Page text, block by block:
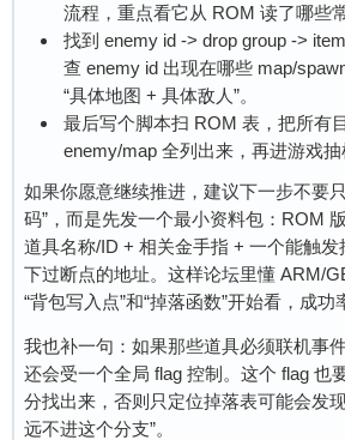
流程，重点看它从 ROM 读了哪些
找到 enemy id -> drop group ->
查 enemy id 出现在哪些 map/
“具体地图 + 具体敌人”。
最后写个脚本扫 ROM 表，把所有
enemy/map 全列出来，再进游戏抽
如果你愿意继续推进，建议下一步不要
码”，而是先发一个最小资料包：ROM
道具名称/ID + 相关金手指 + 一个能触
下过断点的地址。这样论坛里懂 ARM/
“背包写入点”和“掉落函数”开始看，成功
我也补一句：如果那些道具必须联机事
还会受一个全局 flag 控制。这个 flag 也
分找出来，否则只定位掉落表可能会发
远不进这个分支”。